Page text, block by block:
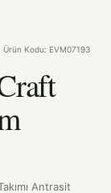
Ürün Kodu: EVM07193
Antrasit